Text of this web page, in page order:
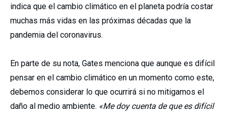
indica que el cambio climático en el planeta podría costar
muchas más vidas en las próximas décadas que la
pandemia del coronavirus.
En parte de su nota, Gates menciona que aunque es difícil
pensar en el cambio climático en un momento como este,
debemos considerar lo que ocurrirá si no mitigamos el
daño al medio ambiente. «Me doy cuenta de que es difícil